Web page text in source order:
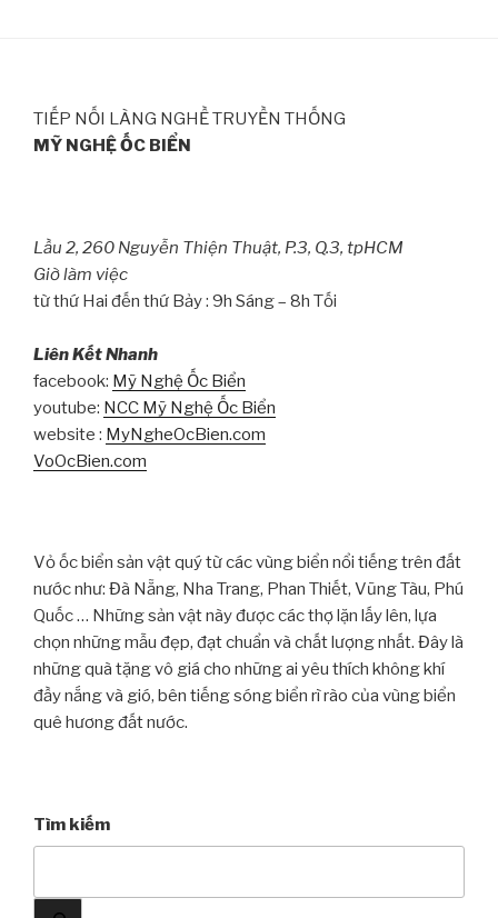
TIẾP NỐI LÀNG NGHỀ TRUYỀN THỐNG
MỸ NGHỆ ỐC BIỂN
Lầu 2, 260 Nguyễn Thiện Thuật, P.3, Q.3, tpHCM
Giờ làm việc
từ thứ Hai đến thứ Bảy : 9h Sáng – 8h Tối
Liên Kết Nhanh
facebook: Mỹ Nghệ Ốc Biển
youtube: NCC Mỹ Nghệ Ốc Biển
website : MyNgheOcBien.com
VoOcBien.com
Vỏ ốc biển sản vật quý từ các vùng biển nổi tiếng trên đất
nước như: Đà Nẵng, Nha Trang, Phan Thiết, Vũng Tàu, Phú
Quốc … Những sản vật này được các thợ lặn lấy lên, lựa
chọn những mẫu đẹp, đạt chuẩn và chất lượng nhất. Đây là
những quà tặng vô giá cho những ai yêu thích không khí
đầy nắng và gió, bên tiếng sóng biển rì rào của vùng biển
quê hương đất nước.
Tìm kiếm